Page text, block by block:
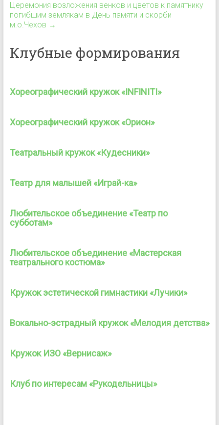
Церемония возложения венков и цветов к памятнику
погибшим землякам в День памяти и скорби
м.о.Чехов →
Клубные формирования
Хореографический кружок «INFINITI»
Хореографический кружок «Орион»
Театральный кружок «Кудесники»
Театр для малышей «Играй-ка»
Любительское объединение «Театр по
субботам»
Любительское объединение «Мастерская
театрального костюма»
Кружок эстетической гимнастики «Лучики»
Вокально-эстрадный кружок «Мелодия детства»
Кружок ИЗО «Вернисаж»
Клуб по интересам «Рукодельницы»